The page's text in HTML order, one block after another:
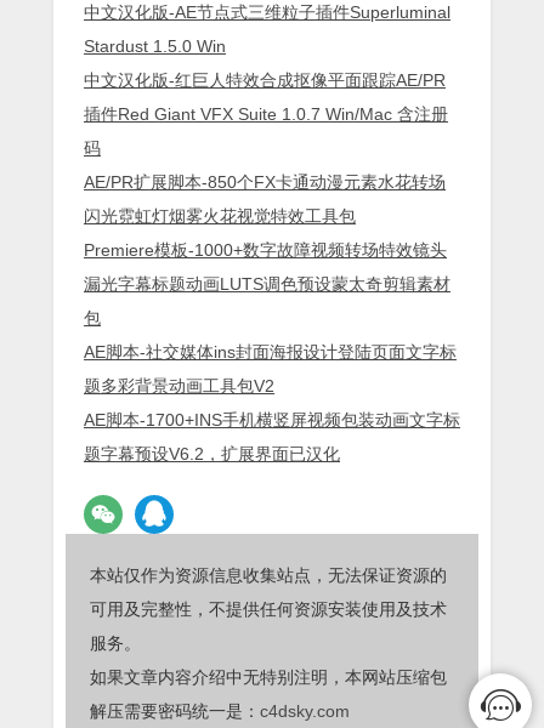
中文汉化版-AE节点式三维粒子插件Superluminal
Stardust 1.5.0 Win
中文汉化版-红巨人特效合成抠像平面跟踪AE/PR
插件Red Giant VFX Suite 1.0.7 Win/Mac 含注册
码
AE/PR扩展脚本-850个FX卡通动漫元素水花转场
闪光霓虹灯烟雾火花视觉特效工具包
Premiere模板-1000+数字故障视频转场特效镜头
漏光字幕标题动画LUTS调色预设蒙太奇剪辑素材
包
AE脚本-社交媒体ins封面海报设计登陆页面文字标
题多彩背景动画工具包V2
AE脚本-1700+INS手机横竖屏视频包装动画文字标
题字幕预设V6.2，扩展界面已汉化
本站仅作为资源信息收集站点，无法保证资源的
可用及完整性，不提供任何资源安装使用及技术
服务。
如果文章内容介绍中无特别注明，本网站压缩包
解压需要密码统一是： c4dsky.com